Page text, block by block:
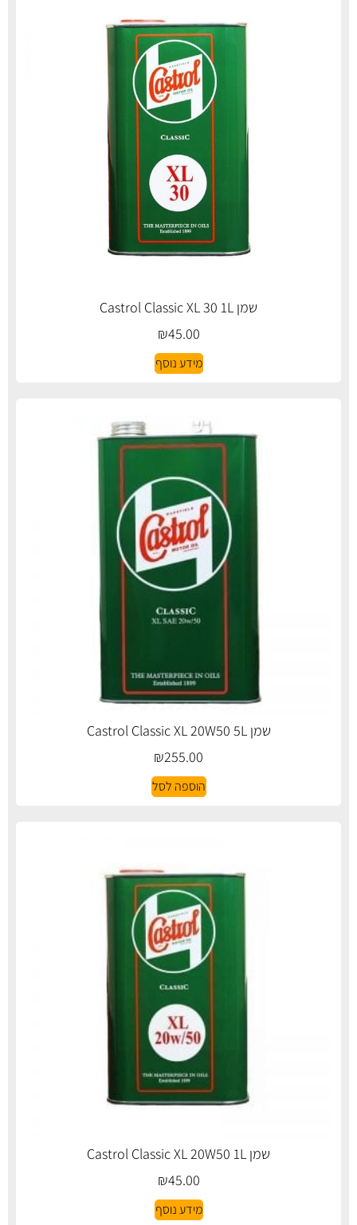
שמן Castrol Classic XL 30 1L
₪45.00
מידע נוסף
שמן Castrol Classic XL 20W50 5L
₪255.00
הוספה לסל
שמן Castrol Classic XL 20W50 1L
₪45.00
מידע נוסף